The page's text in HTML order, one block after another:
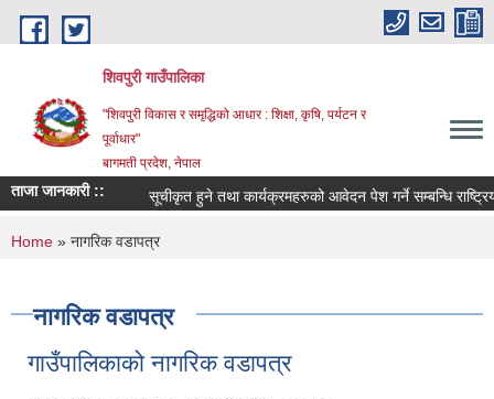
Skip to main content
शिवपुरी गाउँपालिका
"शिवपुरी विकास र समृद्धिको आधार : शिक्षा, कृषि, पर्यटन र
पूर्वाधार"
बागमती प्रदेश, नेपाल
ताजा जानकारी :: सूचीकृत हुने तथा कार्यक्रमहरुको आवेदन पेश गर्ने सम्बन्धि राष्ट्रिय
You are here
Home » नागरिक वडापत्र
नागरिक वडापत्र
गाउँपालिकाको नागरिक वडापत्र